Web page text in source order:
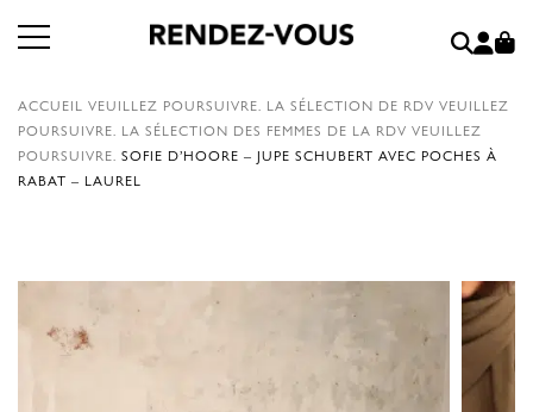
ACCUEIL VEUILLEZ POURSUIVRE. LA SÉLECTION DE RDV VEUILLEZ
POURSUIVRE. LA SÉLECTION DES FEMMES DE LA RDV VEUILLEZ
POURSUIVRE. SOFIE D’HOORE – JUPE SCHUBERT AVEC POCHES À
RABAT – LAUREL